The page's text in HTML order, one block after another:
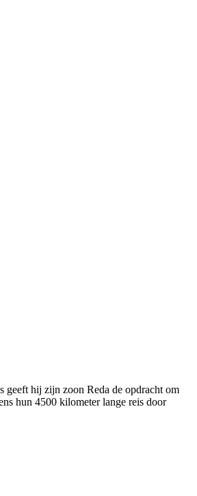
hij zijn zoon Reda de opdracht om
hun 4500 kilometer lange reis door